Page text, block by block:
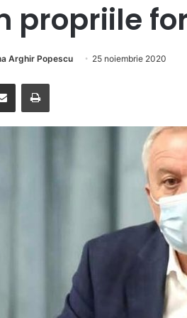
propriile
Arghir Popescu 25 noiembrie 2020
Distribuie prin e-mail Imprimare